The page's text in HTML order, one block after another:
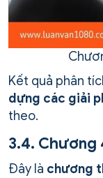
Kết quả phân
dựng các giải
theo.
3.4. Chương
Đây là chương